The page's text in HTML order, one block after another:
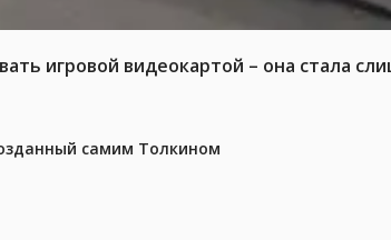
игровой видеокартой – она стала
самим Толкином